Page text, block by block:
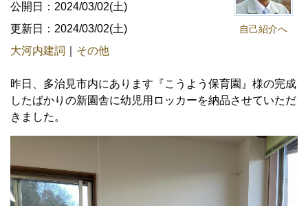
自己紹介へ
公開日：2024/03/02(土)
更新日：2024/03/02(土)
大河内建詞
その他
昨日、多治見市内にあります『こうよう保育園』様の完成
したばかりの新園舎に幼児用ロッカーを納品させていただ
きました。